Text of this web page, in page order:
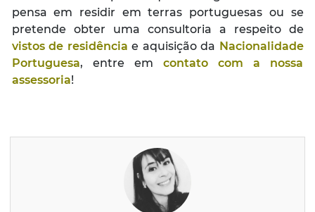
pensa em residir em terras portuguesas ou se
pretende obter uma consultoria a respeito de
vistos de residência e aquisição da Nacionalidade
Portuguesa, entre em contato com a nossa
assessoria!